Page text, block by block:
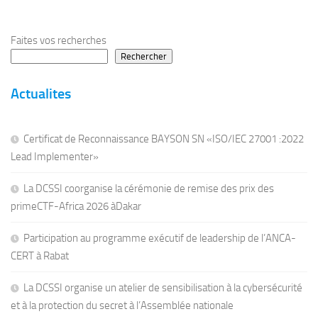
Faites vos recherches
Rechercher
Actualites
Certificat de Reconnaissance BAYSON SN «ISO/IEC 27001 :2022
Lead Implementer»
La DCSSI coorganise la cérémonie de remise des prix des
primeCTF-Africa 2026 àDakar
Participation au programme exécutif de leadership de l’ANCA-
CERT à Rabat
La DCSSI organise un atelier de sensibilisation à la cybersécurité
et à la protection du secret à l’Assemblée nationale